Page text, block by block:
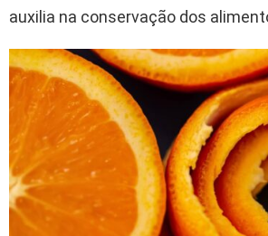
auxilia na conservação dos